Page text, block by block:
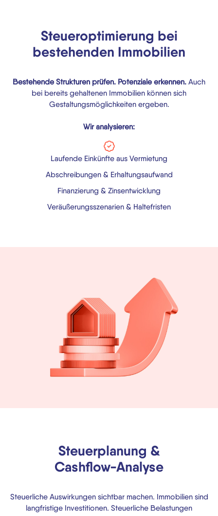
Steueroptimierung bei
bestehenden Immobilien
Bestehende Strukturen prüfen. Potenziale erkennen. Auch
bei bereits gehaltenen Immobilien können sich
Gestaltungsmöglichkeiten ergeben.
Wir analysieren:
Laufende Einkünfte aus Vermietung
Abschreibungen & Erhaltungsaufwand
Finanzierung & Zinsentwicklung
Veräußerungsszenarien & Haltefristen
Steuerplanung &
Cashflow-Analyse
Steuerliche Auswirkungen sichtbar machen. Immobilien sind
langfristige Investitionen. Steuerliche Belastungen